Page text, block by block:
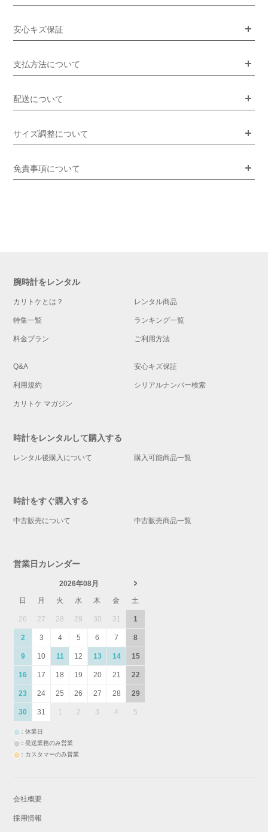
安心キズ保証
支払方法について
配送について
サイズ調整について
免責事項について
腕時計をレンタル
カリトケとは？ レンタル商品
特集一覧 ランキング一覧
料金プラン ご利用方法
Q&A 安心キズ保証
利用規約 シリアルナンバー検索
カリトケ マガジン
時計をレンタルして購入する
レンタル後購入について 購入可能商品一覧
時計をすぐ購入する
中古販売について 中古販売商品一覧
営業日カレンダー
2026年08月
日
月 火 水 木 金 土
26 27 28 29 30 31 1
2 3 4 5 6 7 8
9 10 11 12 13 14 15
16 17 18 19 20 21 22
23 24 25 26 27 28 29
30 31 1 2 3 4 5
：休業日
：発送業務のみ営業
：カスタマーのみ営業
会社概要
採用情報